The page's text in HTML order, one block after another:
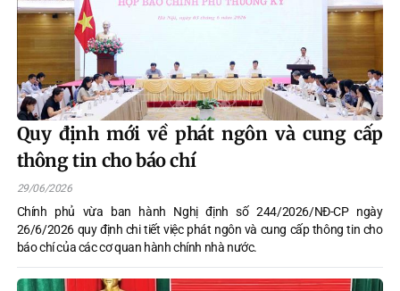
Quy định mới về phát ngôn và cung cấp
thông tin cho báo chí
29/06/2026
Chính phủ vừa ban hành Nghị định số 244/2026/NĐ-CP ngày
26/6/2026 quy định chi tiết việc phát ngôn và cung cấp thông tin cho
báo chí của các cơ quan hành chính nhà nước.